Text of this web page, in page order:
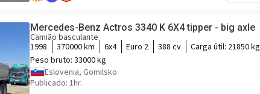
Mercedes-Benz Actros 3340 K 6X4 tipper - big axle
Camião basculante
1998
370000 km 6x4 Euro 2 388 cv Carga útil: 21850 kg
Peso bruto: 33000 kg
Eslovenia, Gomilsko
Publicado: 1hr.